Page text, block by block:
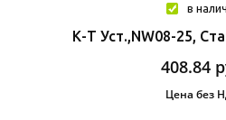
в
К-Т Уст.,NW08-25,
408.84
Цена без